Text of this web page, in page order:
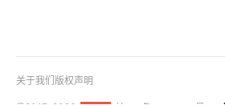
关于我们 版权声明